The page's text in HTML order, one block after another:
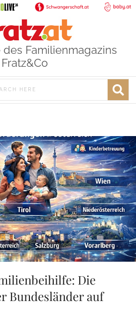
Familienmagazins
Fratz&Co
Die
Bundesländer auf